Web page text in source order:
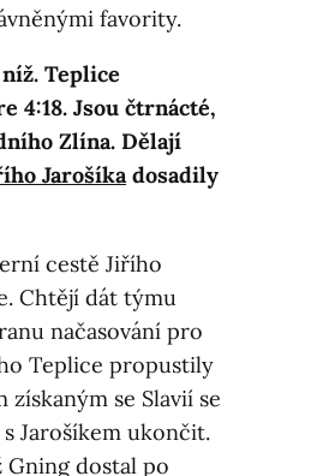
favority.
Teplice
4:18. Jsou čtrnácté,
Zlína. Dělají
Jarošíkadosadily
cestě Jiřího
Chtějí dát týmu
načasování pro
Teplice propustily
se Slavií se
Jarošíkem ukončit.
Gning dostal po